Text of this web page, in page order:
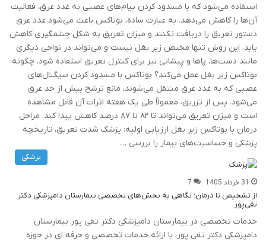
استفاده می‌شود که با مسدود کردن پیام‌های عصبی به غدد عرق، فعالیت
آن‌ها را کاهش می‌دهد. به عبارت ساده، بوتاکس باعث می‌شود غدد عرق
دستور تعریق را دریافت نکنند و میزان تعریق به شکل چشمگیری کاهش
یابد. این روش تنها مختص زیر بغل نیست و می‌تواند در نواحی دیگری
مانند دست‌ها، پاها و پیشانی نیز برای کنترل تعریق استفاده شود. چگونه
بوتاکس زیر بغل عمل می‌کند؟ بوتاکس با مسدود کردن سیگنال‌های
عصبی که به غدد عرق منتقل می‌شوند، مانع ترشح بیش از حد عرق
می‌شود. پس از تزریق، معمولاً طی یک هفته اثرات آن قابل مشاهده
است و میزان تعریق می‌تواند تا ۸۲ تا ۸۷ درصد کاهش پیدا کند. مراحل
درمان با بوتاکس زیر بغل ارزیابی اولیه: پزشک شدت تعریق، تاریخچه
پزشکی و حساسیت‌های بیمار را بررسی …
پزشکی
31 خرداد 1405 7
از تشخیص تا درمان؛ نگاهی به بخش‌های تخصصی بیمارستان دامپزشکی دکتر
تقی‌پور
خدمات تخصصی در بیمارستان دامپزشکی دکتر تقی پور بیمارستان
دامپزشکی دکتر تقی پور، با ارائه خدمات تخصصی و حرفه ای در حوزه